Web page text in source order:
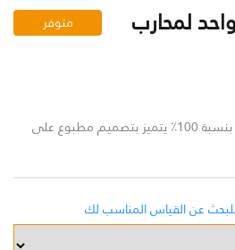
لمحارب متوفر
قميص عالية الجوده من القطن بنسبة 100٪ يتميز بتصميم مطبوع على
عن القياس المناسب لك